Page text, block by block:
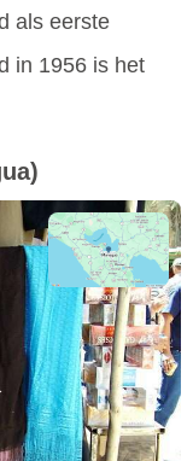
als eerste
in 1956 is het